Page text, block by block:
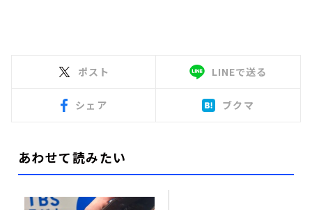
ポスト LINEで送る
シェア ブクマ
あわせて読みたい